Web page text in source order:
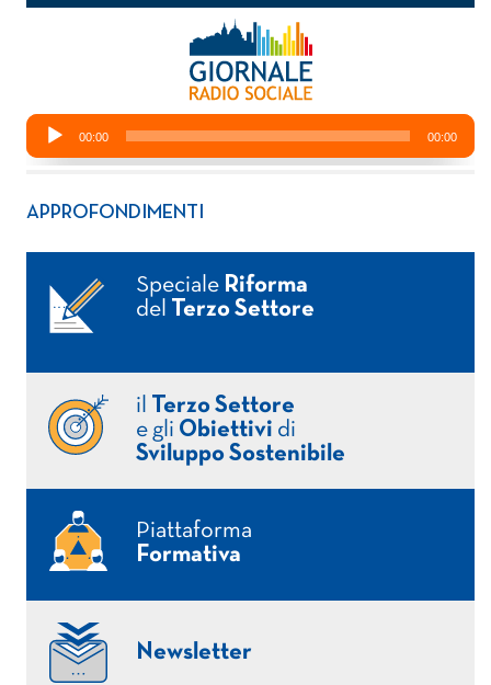
APPROFONDIMENTI
Speciale Riforma
del
Terzo Settore
il
Terzo Settore
e gli Obiettivi di
Sviluppo Sostenibile
Piattaforma
Formativa
Newsletter